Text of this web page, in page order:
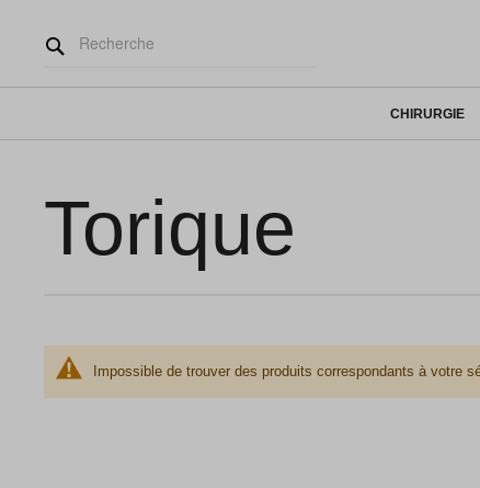
CHIRURGIE
Torique
Impossible de trouver des produits correspondants à votre